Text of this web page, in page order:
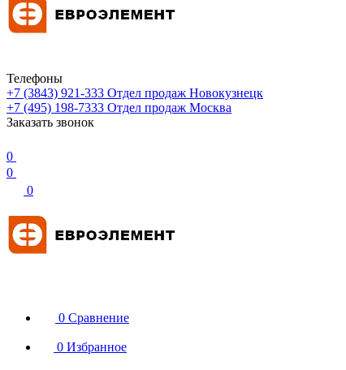
Телефоны
+7 (3843) 921-333 Отдел продаж Новокузнецк
+7 (495) 198-7333 Отдел продаж Москва
Заказать звонок
0
0
0
0 Сравнение
0 Избранное